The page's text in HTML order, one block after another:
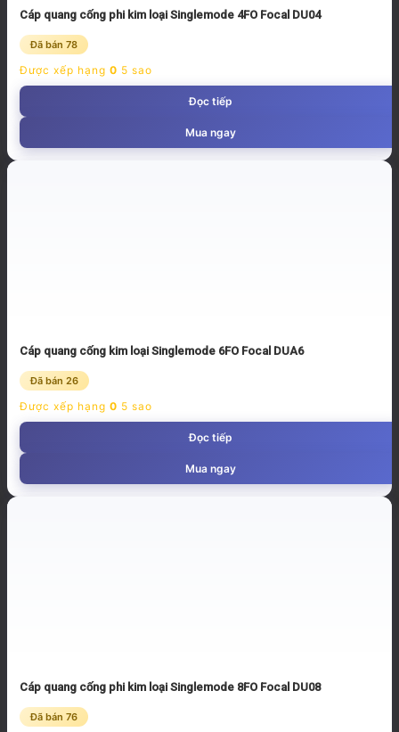
Cáp quang cống phi kim loại Singlemode 4FO Focal DU04
Đã bán 78
Được xếp hạng 0 5 sao
Đọc tiếp
Mua ngay
Cáp quang cống kim loại Singlemode 6FO Focal DUA6
Đã bán 26
Được xếp hạng 0 5 sao
Đọc tiếp
Mua ngay
Cáp quang cống phi kim loại Singlemode 8FO Focal DU08
Đã bán 76